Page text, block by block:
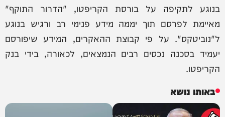
בנוגע לתקיפה על בורסת הקריפטו, "הדרור התוקף"
מאיימת לפרסם תוך יממה מידע פנימי רב ורגיש בנוגע
ל"נוביטקס". על פי קבוצת ההאקרים, המידע שיפורסם
יעמיד בסכנה נכסים רבים הנמצאים, לכאורה, בידי בנק
הקריפטו.
באותו נושא